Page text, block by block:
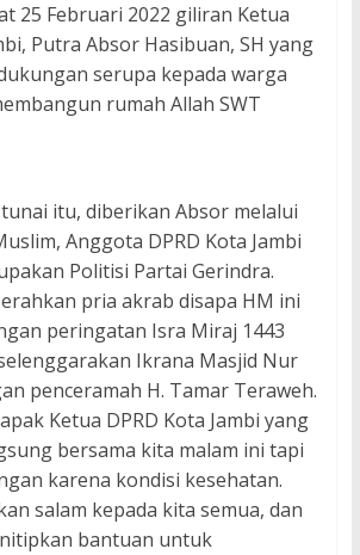
25 Februari 2022 giliran Ketua
Putra Absor Hasibuan, SH yang
serupa kepada warga
rumah Allah SWT
itu, diberikan Absor melalui
Anggota DPRD Kota Jambi
Politisi Partai Gerindra.
pria akrab disapa HM ini
peringatan Isra Miraj 1443
Ikrana Masjid Nur
penceramah H. Tamar Teraweh.
Ketua DPRD Kota Jambi yang
bersama kita malam ini tapi
karena kondisi kesehatan.
salam kepada kita semua, dan
bantuan untuk